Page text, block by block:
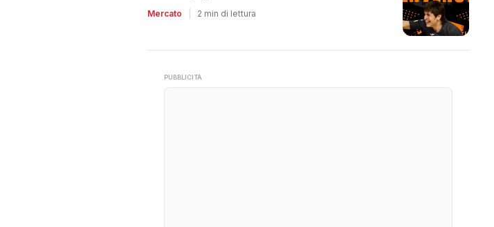
Mercato 2 min di lettura
PUBBLICITÀ